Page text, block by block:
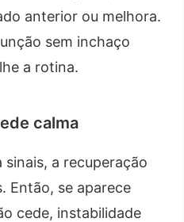
anterior ou melhora.
sem inchaço
a rotina.
calma
a recuperação
Então, se aparece
cede, instabilidade